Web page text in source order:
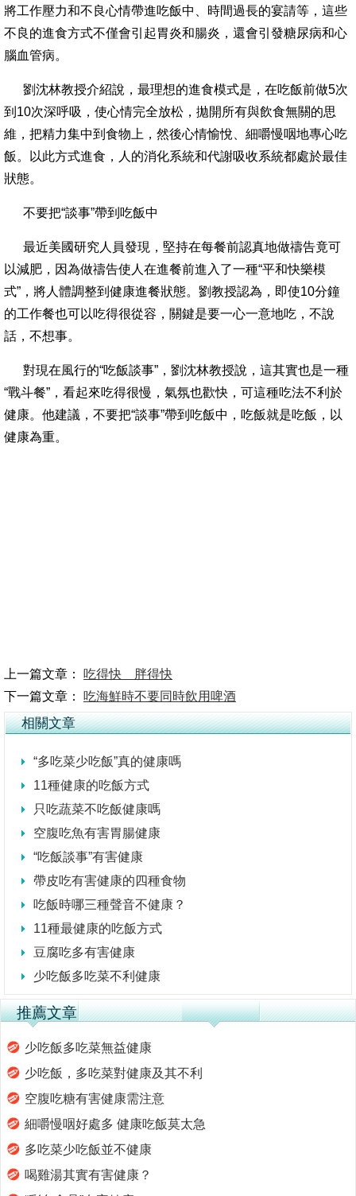
將工作壓力和不良心情帶進吃飯中、時間過長的宴請等，這些
不良的進食方式不僅會引起胃炎和腸炎，還會引發糖尿病和心
腦血管病。
劉沈林教授介紹說，最理想的進食模式是，在吃飯前做5次
到10次深呼吸，使心情完全放松，拋開所有與飲食無關的思
維，把精力集中到食物上，然後心情愉悅、細嚼慢咽地專心吃
飯。以此方式進食，人的消化系統和代謝吸收系統都處於最佳
狀態。
不要把“談事”帶到吃飯中
最近美國研究人員發現，堅持在每餐前認真地做禱告竟可
以減肥，因為做禱告使人在進餐前進入了一種“平和快樂模
式”，將人體調整到健康進餐狀態。劉教授認為，即使10分鐘
的工作餐也可以吃得很從容，關鍵是要一心一意地吃，不說
話，不想事。
對現在風行的“吃飯談事”，劉沈林教授說，這其實也是一種
“戰斗餐”，看起來吃得很慢，氣氛也歡快，可這種吃法不利於
健康。他建議，不要把“談事”帶到吃飯中，吃飯就是吃飯，以
健康為重。
上一篇文章：
吃得快 胖得快
下一篇文章：
吃海鮮時不要同時飲用啤酒
相關文章
“多吃菜少吃飯”真的健康嗎
11種健康的吃飯方式
只吃蔬菜不吃飯健康嗎
空腹吃魚有害胃腸健康
“吃飯談事”有害健康
帶皮吃有害健康的四種食物
吃飯時哪三種聲音不健康？
11種最健康的吃飯方式
豆腐吃多有害健康
少吃飯多吃菜不利健康
推薦文章
少吃飯多吃菜無益健康
少吃飯，多吃菜對健康及其不利
空腹吃糖有害健康需注意
細嚼慢咽好處多 健康吃飯莫太急
多吃菜少吃飯並不健康
喝雞湯其實有害健康？